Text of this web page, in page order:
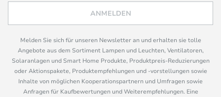
ANMELDEN
Melden Sie sich für unseren Newsletter an und erhalten sie tolle
Angebote aus dem Sortiment Lampen und Leuchten, Ventilatoren,
Solaranlagen und Smart Home Produkte, Produktpreis-Reduzierungen
oder Aktionspakete, Produktempfehlungen und -vorstellungen sowie
Inhalte von möglichen Kooperationspartnern und Umfragen sowie
Anfragen für Kaufbewertungen und Weiterempfehlungen. Eine